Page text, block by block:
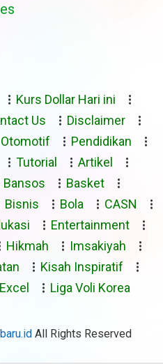
Kurs Dollar Hari ini
Us
Disclaimer
Otomotif
Pendidikan
Tutorial
Artikel
Bansos
Basket
Bisnis Bola
CASN
Entertainment
Hikmah
Imsakiyah
Kisah Inspiratif
Excel Liga Voli Korea
All Rights Reserved